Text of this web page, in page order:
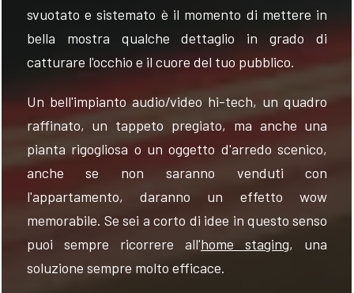
svuotato e sistemato è il momento di mettere in
bella mostra qualche dettaglio in grado di
catturare l'occhio e il cuore del tuo pubblico.
Un bell'impianto audio/video hi-tech, un quadro
raffinato, un tappeto pregiato, ma anche una
pianta rigogliosa o un oggetto d'arredo scenico,
anche se non saranno venduti con
l'appartamento, daranno un effetto wow
memorabile. Se sei a corto di idee in questo senso
puoi sempre ricorrere all'home staging, una
soluzione sempre molto efficace.